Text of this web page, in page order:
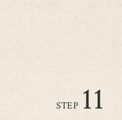
STEP 11